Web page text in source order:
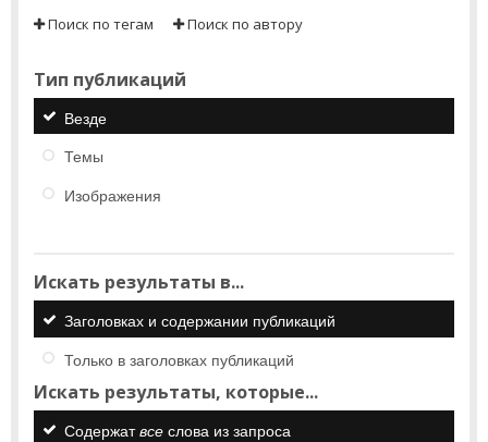
Поиск по тегам Поиск по автору
Тип публикаций
Везде
Темы
Изображения
Искать результаты в...
Заголовках и содержании публикаций
Только в заголовках публикаций
Искать результаты, которые...
Содержатвсе слова из запроса